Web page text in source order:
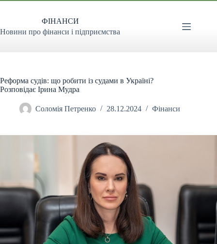
Перейти
ФІНАНСИ
Новини про фінанси і підприємства
Реформа судів: що робити із судами в Україні?
Розповідає Ірина Мудра
Соломія Петренко 28.12.2024 Фінанси